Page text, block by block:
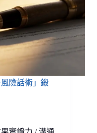
險話術」鍛